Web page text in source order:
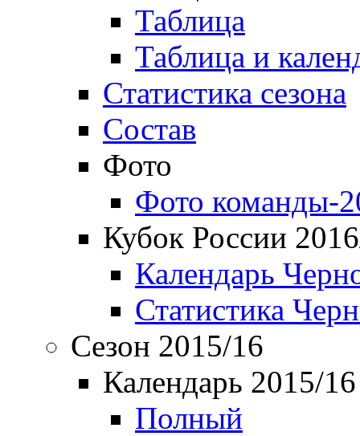
Таблица
Таблица и
Статистика сезона
Состав
Фото
Фото команды-
Кубок России
Календарь
Статистика
Сезон 2015/16
Календарь 2015/16
Полный